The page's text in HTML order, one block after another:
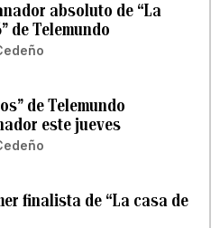
absoluto de “La
de Telemundo
de Telemundo
este jueves
finalista de “La casa de